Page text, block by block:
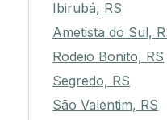
Ibirubá, RS
Ametista do Sul,
Rodeio Bonito, RS
Segredo, RS
São Valentim, RS